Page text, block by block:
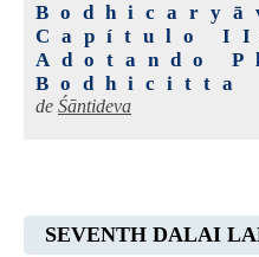
Capítulo
Adotando
Bodhicitta
de Śāntideva
SEVENTH DALAI